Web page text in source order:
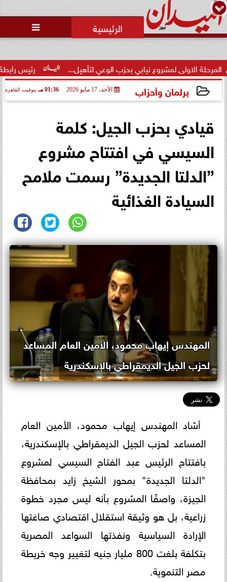

رئيس رابطة الدوري لمشروع نيابي بحزب الوعي لتأهيل...
برلمان وأحزاب الأحد، 17 مايو 2026 01:36 مـ بتوقيت القاهرة
قيادي بحزب الجيل: كلمة
السيسي في افتتاح مشروع
”الدلتا الجديدة” رسمت ملامح
السيادة الغذائية
المهندس إيهاب محمود، الأمين العام المساعد
لحزب الجيل الديمقراطي بالإسكندرية
أشاد المهندس إيهاب محمود، الأمين العام
المساعد لحزب الجيل الديمقراطي بالإسكندرية،
بافتتاح الرئيس عبد الفتاح السيسي لمشروع
"الدلتا الجديدة" بمحور الشيخ زايد بمحافظة
الجيزة، واصفًا المشروع بأنه ليس مجرد خطوة
زراعية، بل هو وثيقة استقلال اقتصادي صاغتها
الإرادة السياسية ونفذتها السواعد المصرية
بتكلفة بلغت 800 مليار جنيه لتغيير وجه خريطة
مصر التنموية.